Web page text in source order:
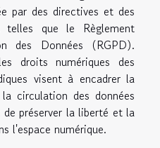
par des directives et des
telles que le Règlement
des Données (RGPD).
droits numériques des
visent à encadrer la
circulation des données
préserver la liberté et la
l'espace numérique.